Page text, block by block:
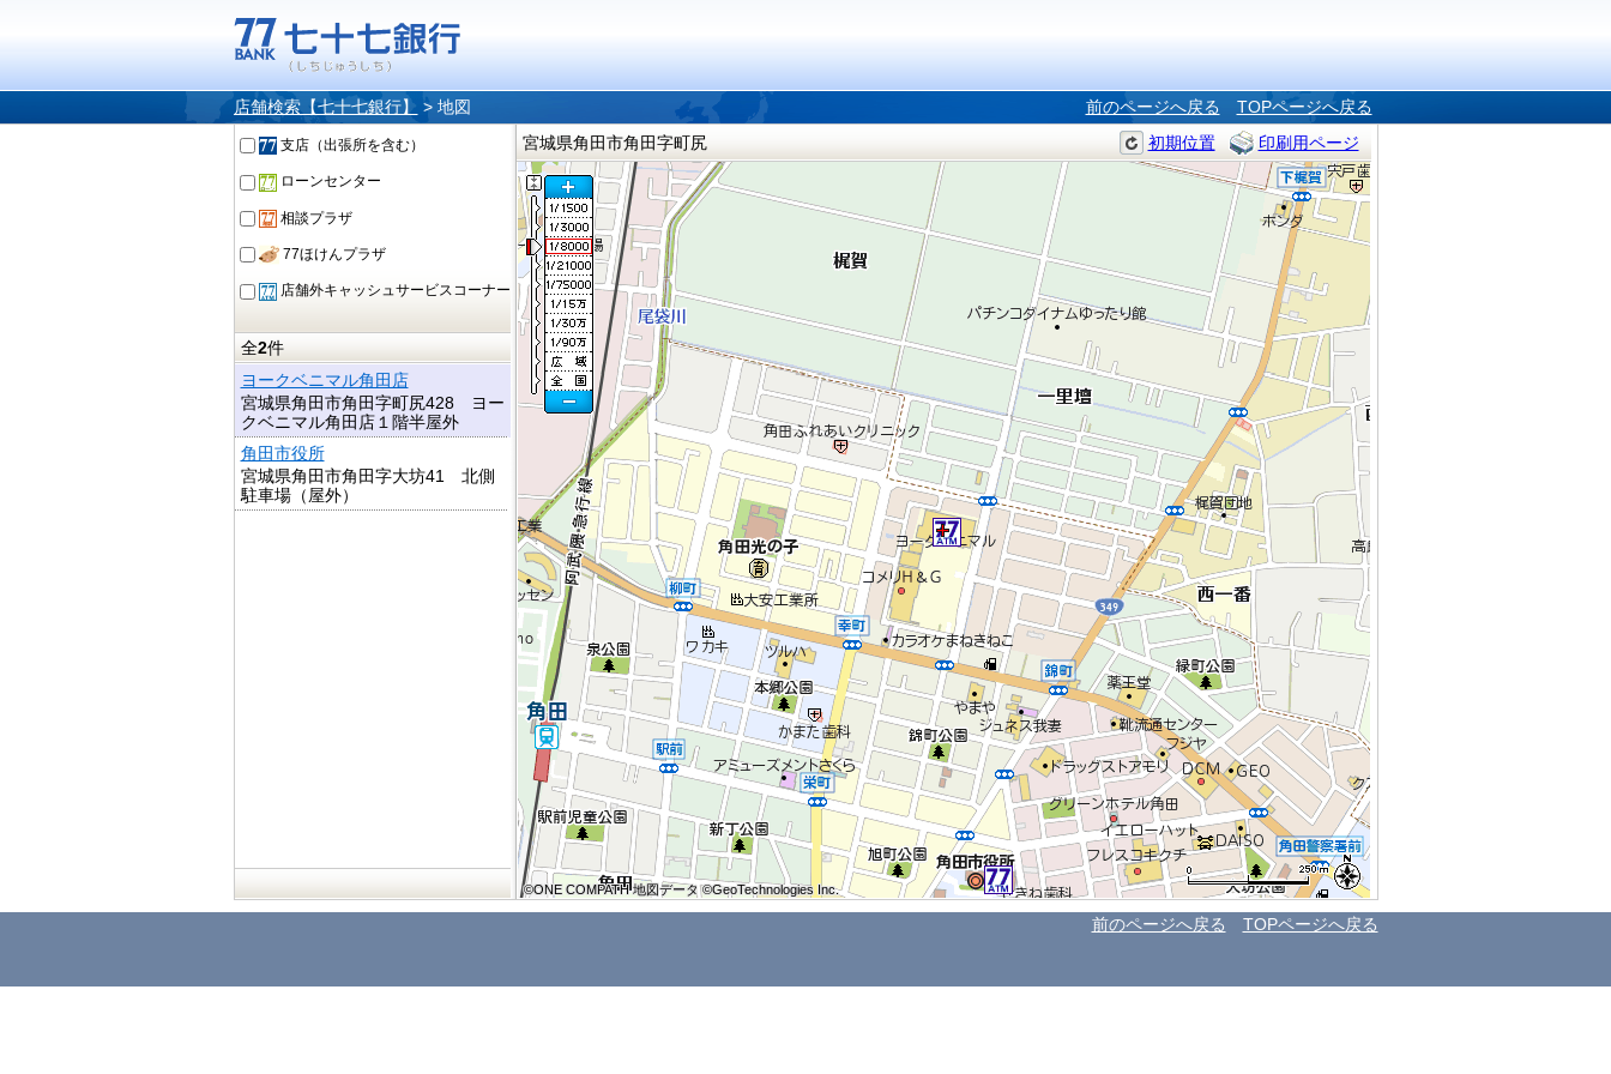
店舗検索【七十七銀行】 > 地図 前のページへ戻る TOPページへ戻る
支店（出張所を含む）
ローンセンター
相談プラザ
77ほけんプラザ
店舗外キャッシュサービスコーナー
全2件
ヨークベニマル角田店
宮城県角田市角田字町尻428 ヨー
クベニマル角田店１階半屋外
角田市役所
宮城県角田市角田字大坊41 北側
駐車場（屋外）
宮城県角田市角田字町尻 初期位置 印刷用ページ
©ONE COMPATH 地図データ ©GeoTechnologies Inc.
©ONE COMPATH 地図データ ©GeoTechnologies Inc.
©ONE COMPATH 地図データ ©GeoTechnologies Inc.
©ONE COMPATH 地図データ ©GeoTechnologies Inc.
©ONE COMPATH 地図データ ©GeoTechnologies Inc.
©ONE COMPATH 地図データ ©GeoTechnologies Inc.
©ONE COMPATH 地図データ ©GeoTechnologies Inc.
©ONE COMPATH 地図データ ©GeoTechnologies Inc.
©ONE COMPATH 地図データ ©GeoTechnologies Inc.
前のページへ戻る TOPページへ戻る